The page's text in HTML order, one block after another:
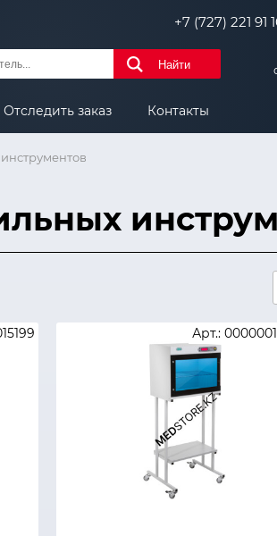
+7 (727) 221 91
Найти
Отследить заказ Контакты
Арт.:
Быстрый просмотр